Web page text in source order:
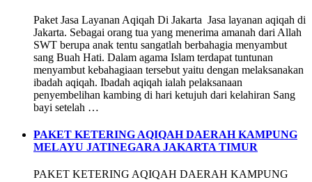
Paket Jasa Layanan Aqiqah Di Jakarta Jasa layanan aqiqah di
Jakarta. Sebagai orang tua yang menerima amanah dari Allah
SWT berupa anak tentu sangatlah berbahagia menyambut
sang Buah Hati. Dalam agama Islam terdapat tuntunan
menyambut kebahagiaan tersebut yaitu dengan melaksanakan
ibadah aqiqah. Ibadah aqiqah ialah pelaksanaan
penyembelihan kambing di hari ketujuh dari kelahiran Sang
bayi setelah …
PAKET KETERING AQIQAH DAERAH KAMPUNG
MELAYU JATINEGARA JAKARTA TIMUR
PAKET KETERING AQIQAH DAERAH KAMPUNG